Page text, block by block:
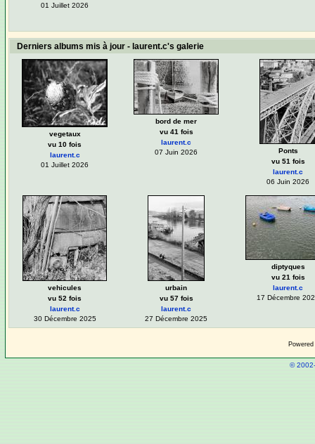
01 Juillet 2026
Derniers albums mis à jour - laurent.c's galerie
vegetaux
vu 10 fois
laurent.c
01 Juillet 2026
bord de mer
vu 41 fois
laurent.c
07 Juin 2026
Ponts
vu 51 fois
laurent.c
06 Juin 2026
vehicules
vu 52 fois
laurent.c
30 Décembre 2025
urbain
vu 57 fois
laurent.c
27 Décembre 2025
diptyques
vu 21 fois
laurent.c
17 Décembre
©